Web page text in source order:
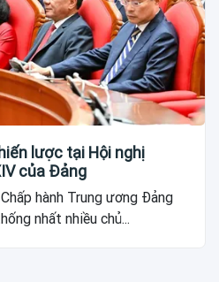
lược tại Hội nghị
của Đảng
hành Trung ương Đảng
nhất nhiều chủ...